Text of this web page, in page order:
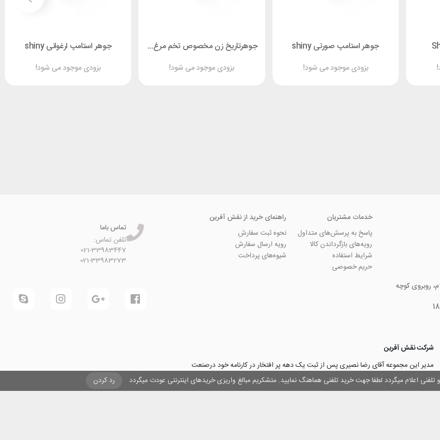
و تلفنی اعلام میگردد لطفا جهت خرید تلفنی هماهنگ نمایید. متشکریم مبالغ واریزی خریدهای اینترنتی عودت میگردد رد کردن
جوهر استامپ صورتی shiny
بزودی موجود می شود!
جوهرتاریخ زن مخصوص تخم مرغ Sirdas
بزودی موجود می شود!
جوهر استامپ ارغوانی shiny
بزودی موجود می شود!
روبروی کوچه
خدمات مشتریان
پاسخ به پرسش‌های متداول
رویه‌های بازگرداندن کالا
شرایط استفاده
حریم خصوصی
راهنمای خرید از نقش آفرین
نحوه ثبت سفارش
رویه ارسال سفارش
شیوه‌های پرداخت
تماس باما
تلفن تماس:
021-33983447
021-33983273
شرکت نقش آفرین
مدیر این مجموعه آقای رضا نصیری پس از ثبت یک دهه پر افتخار در کارنامه خود درصنعت
چاپ و تبلیغات با تولید مجموعه‌های آسان کارت ۱ -۲ -۳، با کارآفرینی و ایجاد شغل برای حداقل
۳۰۰۰ نفر و دریافت تندیس کار آفرینان برتر، برآن شدند تا با ایجاد نوآوری و تحول در صنعت